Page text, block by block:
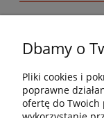
Dbamy o
Pliki cookies i
poprawne
ofertę do Twoich